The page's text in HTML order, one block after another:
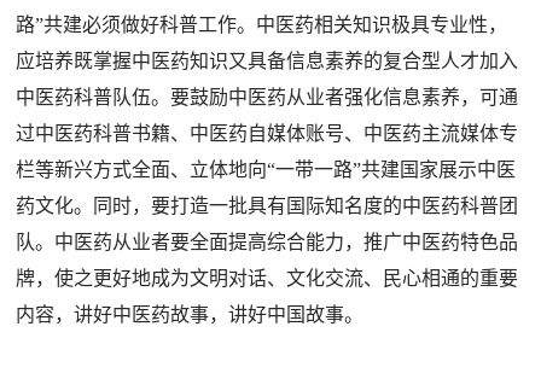
路”共建必须做好科普工作。中医药相关知识极具专业性，
应培养既掌握中医药知识又具备信息素养的复合型人才加入
中医药科普队伍。要鼓励中医药从业者强化信息素养，可通
过中医药科普书籍、中医药自媒体账号、中医药主流媒体专
栏等新兴方式全面、立体地向“一带一路”共建国家展示中医
药文化。同时，要打造一批具有国际知名度的中医药科普团
队。中医药从业者要全面提高综合能力，推广中医药特色品
牌，使之更好地成为文明对话、文化交流、民心相通的重要
内容，讲好中医药故事，讲好中国故事。